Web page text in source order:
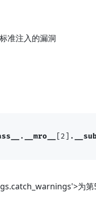
准注入的漏洞
. __mro__ [2].
为第